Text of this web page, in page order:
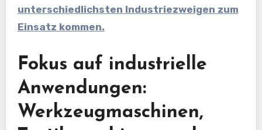
unterschiedlichsten Industriezweigen zum
Einsatz kommen.
Fokus auf industrielle
Anwendungen:
Werkzeugmaschinen,